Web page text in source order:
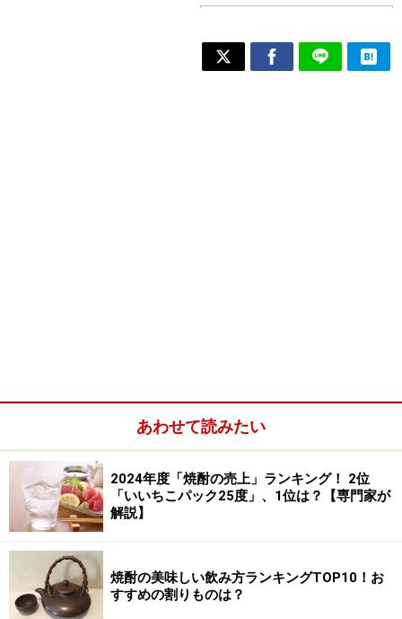
あわせて読みたい
2024年度「焼酎の売上」ランキング！ 2位
「いいちこパック25度」、1位は？【専門家が
解説】
焼酎の美味しい飲み方ランキングTOP10！お
すすめの割りものは？